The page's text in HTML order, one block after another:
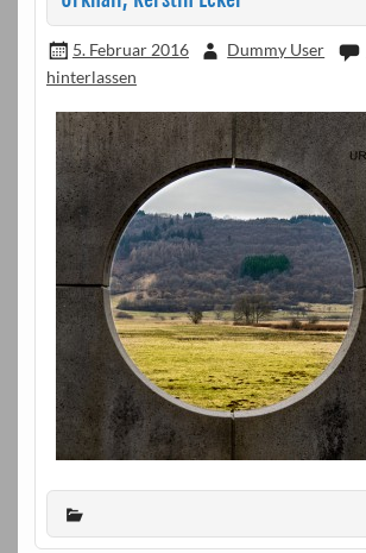
5. Februar 2016 Dummy User
hinterlassen